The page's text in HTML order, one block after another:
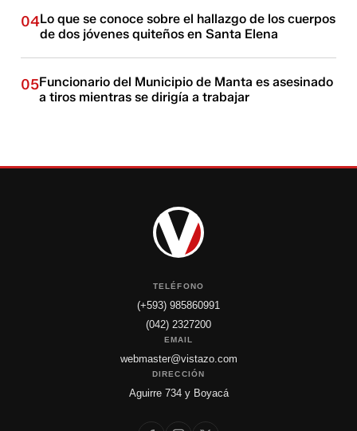
04Lo que se conoce sobre el hallazgo de los cuerpos
de dos jóvenes quiteños en Santa Elena
05Funcionario del Municipio de Manta es asesinado
a tiros mientras se dirigía a trabajar
TELÉFONO
(+593) 985860991
(042) 2327200
EMAIL
webmaster@vistazo.com
DIRECCIÓN
Aguirre 734 y Boyacá